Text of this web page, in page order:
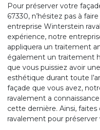
Pour préserver votre
67330, n’hésitez pas à
entreprise Winterstein
expérience, notre
appliquera un traitement
également un traitement
que vous puissiez avoir
esthétique durant toute
façade que vous avez,
ravalement a
cette dernière. Ainsi,
ravalement pour